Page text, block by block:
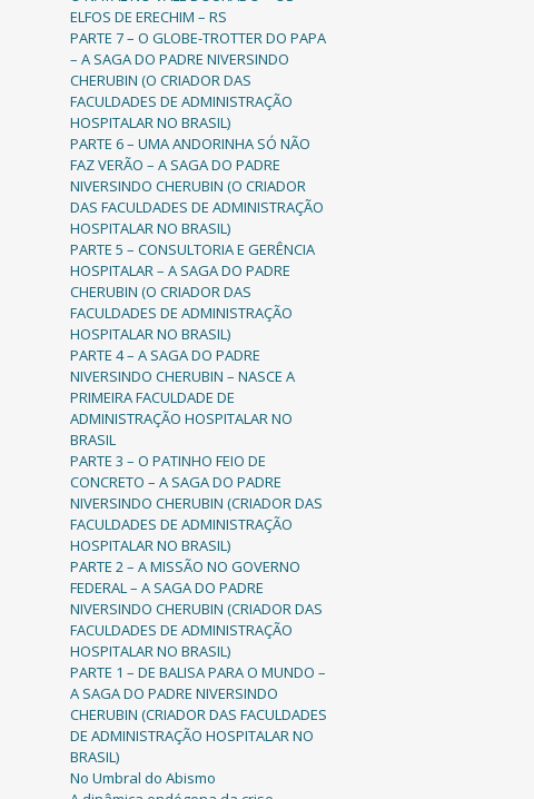
ELFOS DE ERECHIM – RS
PARTE 7 – O GLOBE-TROTTER DO PAPA
– A SAGA DO PADRE NIVERSINDO
CHERUBIN (O CRIADOR DAS
FACULDADES DE ADMINISTRAÇÃO
HOSPITALAR NO BRASIL)
PARTE 6 – UMA ANDORINHA SÓ NÃO
FAZ VERÃO – A SAGA DO PADRE
NIVERSINDO CHERUBIN (O CRIADOR
DAS FACULDADES DE ADMINISTRAÇÃO
HOSPITALAR NO BRASIL)
PARTE 5 – CONSULTORIA E GERÊNCIA
HOSPITALAR – A SAGA DO PADRE
CHERUBIN (O CRIADOR DAS
FACULDADES DE ADMINISTRAÇÃO
HOSPITALAR NO BRASIL)
PARTE 4 – A SAGA DO PADRE
NIVERSINDO CHERUBIN – NASCE A
PRIMEIRA FACULDADE DE
ADMINISTRAÇÃO HOSPITALAR NO
BRASIL
PARTE 3 – O PATINHO FEIO DE
CONCRETO – A SAGA DO PADRE
NIVERSINDO CHERUBIN (CRIADOR DAS
FACULDADES DE ADMINISTRAÇÃO
HOSPITALAR NO BRASIL)
PARTE 2 – A MISSÃO NO GOVERNO
FEDERAL – A SAGA DO PADRE
NIVERSINDO CHERUBIN (CRIADOR DAS
FACULDADES DE ADMINISTRAÇÃO
HOSPITALAR NO BRASIL)
PARTE 1 – DE BALISA PARA O MUNDO –
A SAGA DO PADRE NIVERSINDO
CHERUBIN (CRIADOR DAS FACULDADES
DE ADMINISTRAÇÃO HOSPITALAR NO
BRASIL)
No Umbral do Abismo